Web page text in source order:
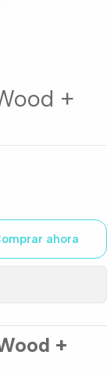
+
ahora
+